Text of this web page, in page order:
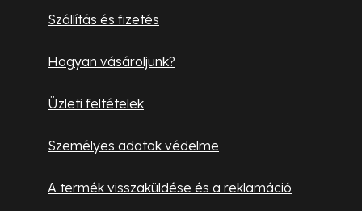
Szállítás és fizetés
Hogyan vásároljunk?
Üzleti feltételek
Személyes adatok védelme
A termék visszaküldése és a reklamáció